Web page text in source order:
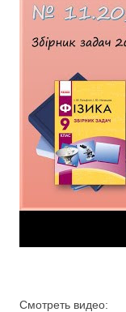
Смотреть видео: